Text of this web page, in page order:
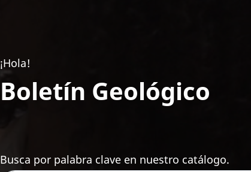
¡Hola!
Boletín Geológico
Busca por palabra clave en nuestro catálogo.